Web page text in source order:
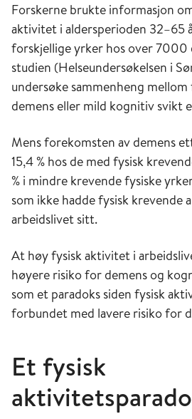
Forskerne brukte informasjon
aktivitet i aldersperioden 32–65
forskjellige yrker hos over 7000
studien (Helseundersøkelsen i
undersøke sammenheng
demens eller mild kognitiv svikt
Mens forekomsten av demens
15,4 % hos de med fysisk
% i mindre krevende fysiske
som ikke hadde fysisk krevende
arbeidslivet sitt.
At høy fysisk aktivitet i
høyere risiko for demens og
som et paradoks siden fysisk
forbundet med lavere risiko for
Et fysisk